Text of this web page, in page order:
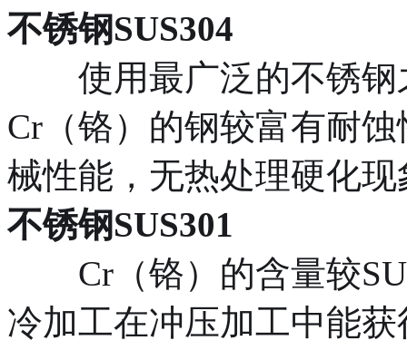
不锈钢SUS304
使用最广泛的不锈钢
Cr（铬）的钢较富有耐
械性能，无热处理硬化
不锈钢SUS301
Cr（铬）的含量较
冷加工在冲压加工中能